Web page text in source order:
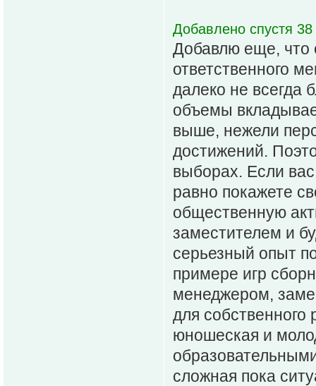
Добавлено спустя
Добавлю еще, что
ответственного
далеко не всегда
объемы
выше, нежели
достижений.
выборах. Если
равно покажете
общественную
заместителем и
серьезный опыт
примере игр
менеджером,
для собственного
юношеская и
сложная пока